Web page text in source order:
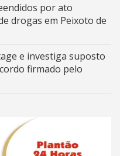
por ato
drogas em Peixoto de
e investiga suposto
firmado pelo